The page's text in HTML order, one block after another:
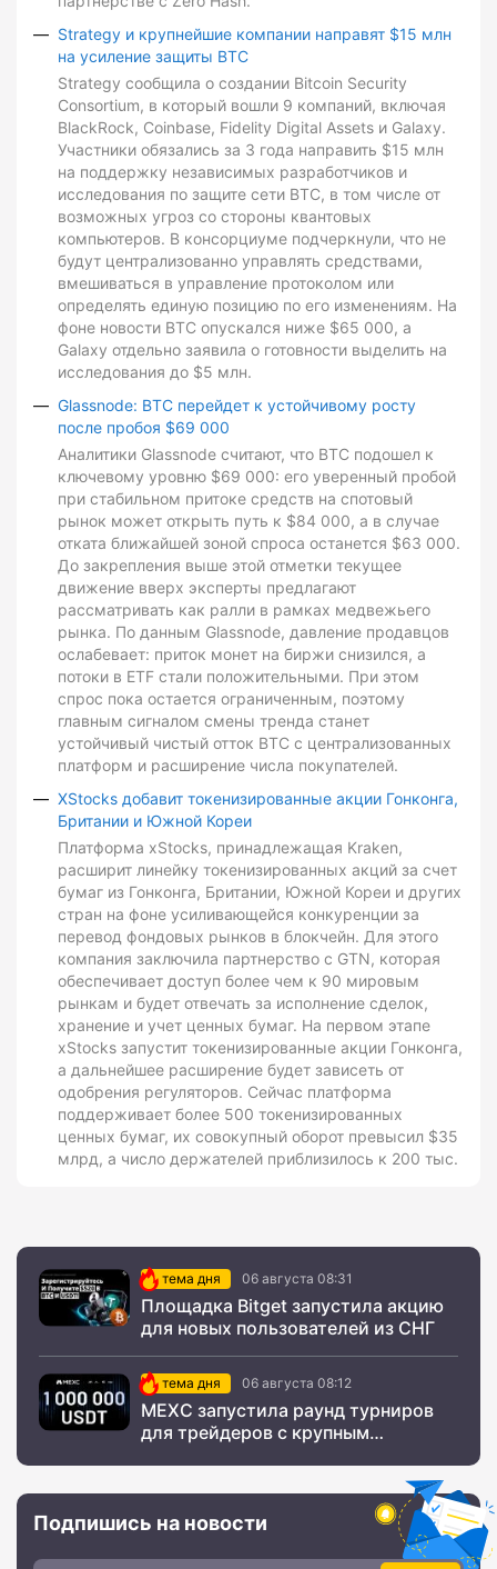
Strategy и крупнейшие компании направят $15 млн
на усиление защиты BTC
Strategy сообщила о создании Bitcoin Security
Consortium, в который вошли 9 компаний, включая
BlackRock, Coinbase, Fidelity Digital Assets и Galaxy.
Участники обязались за 3 года направить $15 млн
на поддержку независимых разработчиков и
исследования по защите сети BTC, в том числе от
возможных угроз со стороны квантовых
компьютеров. В консорциуме подчеркнули, что не
будут централизованно управлять средствами,
вмешиваться в управление протоколом или
определять единую позицию по его изменениям. На
фоне новости BTC опускался ниже $65 000, а
Galaxy отдельно заявила о готовности выделить на
исследования до $5 млн.
Glassnode: BTC перейдет к устойчивому росту
после пробоя $69 000
Аналитики Glassnode считают, что BTC подошел к
ключевому уровню $69 000: его уверенный пробой
при стабильном притоке средств на спотовый
рынок может открыть путь к $84 000, а в случае
отката ближайшей зоной спроса останется $63 000.
До закрепления выше этой отметки текущее
движение вверх эксперты предлагают
рассматривать как ралли в рамках медвежьего
рынка. По данным Glassnode, давление продавцов
ослабевает: приток монет на биржи снизился, а
потоки в ETF стали положительными. При этом
спрос пока остается ограниченным, поэтому
главным сигналом смены тренда станет
устойчивый чистый отток BTC с централизованных
платформ и расширение числа покупателей.
XStocks добавит токенизированные акции Гонконга,
Британии и Южной Кореи
Платформа xStocks, принадлежащая Kraken,
расширит линейку токенизированных акций за счет
бумаг из Гонконга, Британии, Южной Кореи и других
стран на фоне усиливающейся конкуренции за
перевод фондовых рынков в блокчейн. Для этого
компания заключила партнерство с GTN, которая
обеспечивает доступ более чем к 90 мировым
рынкам и будет отвечать за исполнение сделок,
хранение и учет ценных бумаг. На первом этапе
xStocks запустит токенизированные акции Гонконга,
а дальнейшее расширение будет зависеть от
одобрения регуляторов. Сейчас платформа
поддерживает более 500 токенизированных
ценных бумаг, их совокупный оборот превысил $35
млрд, а число держателей приблизилось к 200 тыс.
тема дня 06 августа 08:31
Площадка Bitget запустила акцию
для новых пользователей из СНГ
тема дня 06 августа 08:12
MEXC запустила раунд турниров
для трейдеров с крупным
Подпишись на новости